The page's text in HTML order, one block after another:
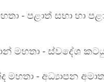
- පළාත් සභා හා
මහතා - ස්වදේශ
- අධ්‍යාපන